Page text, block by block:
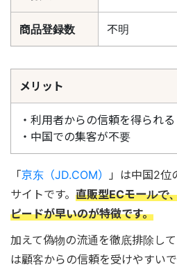
商品登録数 不明
メリット
・利用者からの信頼を得られる
・中国での集客が不要
「京东（JD.COM）
」は中国2位
サイトです。 直販型ECモールで
ピードが早いのが特徴です。
加えて偽物の流通を徹底排除し
は顧客からの信頼を受けやすい